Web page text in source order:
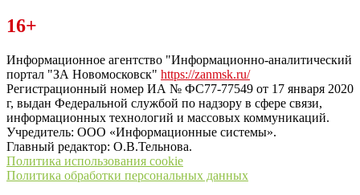
Читайте последние новости дня в Тульской области на сайте
“ЗаНовомосковск”
16+
Информационное агентство "Информационно-аналитический
портал "ЗА Новомосковск" https://zanmsk.ru/
Регистрационный номер ИА № ФС77-77549 от 17 января 2020
г, выдан Федеральной службой по надзору в сфере связи,
информационных технологий и массовых коммуникаций.
Учредитель: ООО «Информационные системы».
Главный редактор: О.В.Тельнова.
Политика использования cookie
Политика обработки персональных данных